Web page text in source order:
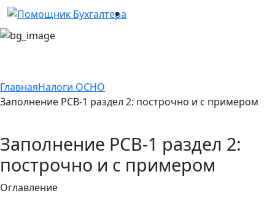
ГлавнаяНалоги ОСНО
Заполнение РСВ-1 раздел 2: построчно и с примером
Заполнение РСВ-1 раздел 2:
построчно и с примером
Оглавление